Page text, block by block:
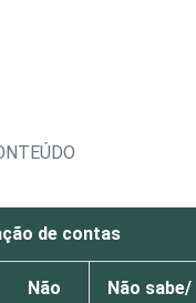
de contas
Não
Não sabe/